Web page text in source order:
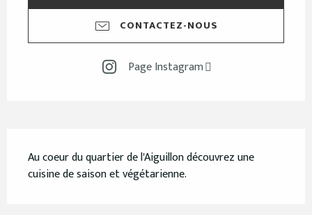
CONTACTEZ-NOUS
Page Instagram
Au coeur du quartier de l'Aiguillon découvrez une
cuisine de saison et végétarienne.